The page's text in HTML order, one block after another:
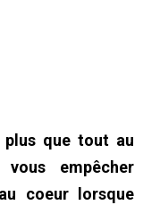
que tout au
empêcher
coeur lorsque